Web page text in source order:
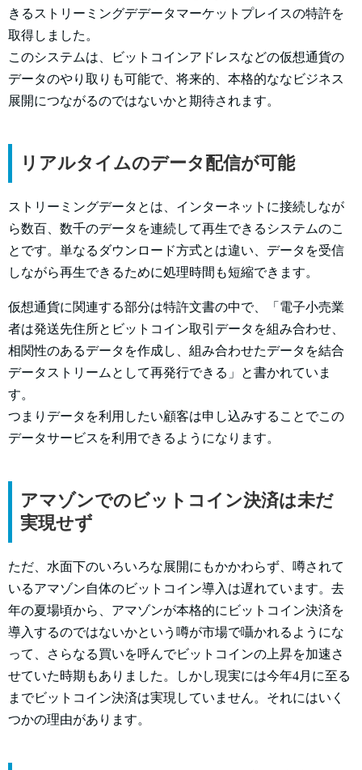
きるストリーミングデデータマーケットプレイスの特許を
取得しました。
このシステムは、ビットコインアドレスなどの仮想通貨の
データのやり取りも可能で、将来的、本格的ななビジネス
展開につながるのではないかと期待されます。
リアルタイムのデータ配信が可能
ストリーミングデータとは、インターネットに接続しなが
ら数百、数千のデータを連続して再生できるシステムのこ
とです。単なるダウンロード方式とは違い、データを受信
しながら再生できるために処理時間も短縮できます。
仮想通貨に関連する部分は特許文書の中で、「電子小売業
者は発送先住所とビットコイン取引データを組み合わせ、
相関性のあるデータを作成し、組み合わせたデータを結合
データストリームとして再発行できる」と書かれていま
す。
つまりデータを利用したい顧客は申し込みすることでこの
データサービスを利用できるようになります。
アマゾンでのビットコイン決済は未だ
実現せず
ただ、水面下のいろいろな展開にもかかわらず、噂されて
いるアマゾン自体のビットコイン導入は遅れています。去
年の夏場頃から、アマゾンが本格的にビットコイン決済を
導入するのではないかという噂が市場で囁かれるようにな
って、さらなる買いを呼んでビットコインの上昇を加速さ
せていた時期もありました。しかし現実には今年4月に至る
までビットコイン決済は実現していません。それにはいく
つかの理由があります。